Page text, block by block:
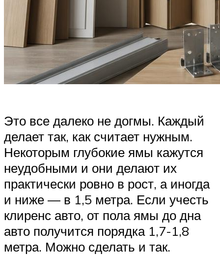
Это все далеко не догмы. Каждый
делает так, как считает нужным.
Некоторым глубокие ямы кажутся
неудобными и они делают их
практически ровно в рост, а иногда
и ниже — в 1,5 метра. Если учесть
клиренс авто, от пола ямы до дна
авто получится порядка 1,7-1,8
метра. Можно сделать и так.